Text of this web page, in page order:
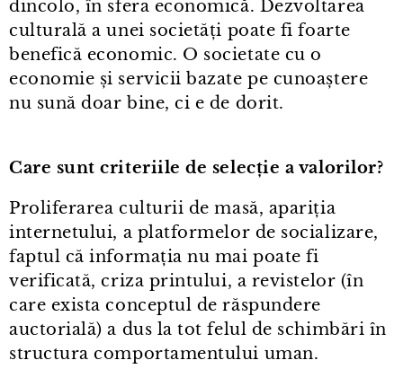
dincolo, în sfera economică. Dezvoltarea
culturală a unei societăți poate fi foarte
benefică economic. O societate cu o
economie și servicii bazate pe cunoaștere
nu sună doar bine, ci e de dorit.
Care sunt criteriile de selecție a valorilor?
Proliferarea culturii de masă, apariția
internetului, a platformelor de socializare,
faptul că informația nu mai poate fi
verificată, criza printului, a revistelor (în
care exista conceptul de răspundere
auctorială) a dus la tot felul de schimbări în
structura comportamentului uman.